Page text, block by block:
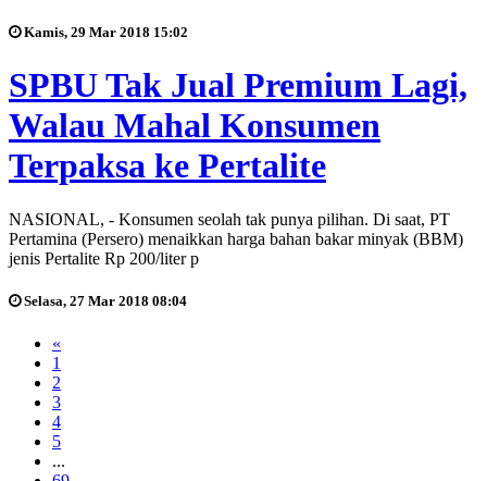
Kamis, 29 Mar 2018 15:02
SPBU Tak Jual Premium Lagi,
Walau Mahal Konsumen
Terpaksa ke Pertalite
NASIONAL, - Konsumen seolah tak punya pilihan. Di saat, PT
Pertamina (Persero) menaikkan harga bahan bakar minyak (BBM)
jenis Pertalite Rp 200/liter p
Selasa, 27 Mar 2018 08:04
«
1
2
3
4
5
...